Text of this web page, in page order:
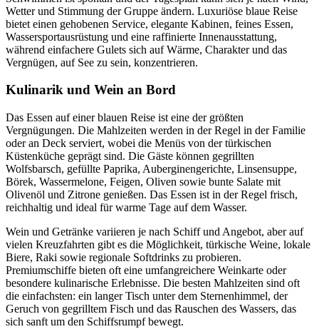
Wetter und Stimmung der Gruppe ändern. Luxuriöse blaue Reise
bietet einen gehobenen Service, elegante Kabinen, feines Essen,
Wassersportausrüstung und eine raffinierte Innenausstattung,
während einfachere Gulets sich auf Wärme, Charakter und das
Vergnügen, auf See zu sein, konzentrieren.
Kulinarik und Wein an Bord
Das Essen auf einer blauen Reise ist eine der größten
Vergnügungen. Die Mahlzeiten werden in der Regel in der Familie
oder an Deck serviert, wobei die Menüs von der türkischen
Küstenküche geprägt sind. Die Gäste können gegrillten
Wolfsbarsch, gefüllte Paprika, Auberginengerichte, Linsensuppe,
Börek, Wassermelone, Feigen, Oliven sowie bunte Salate mit
Olivenöl und Zitrone genießen. Das Essen ist in der Regel frisch,
reichhaltig und ideal für warme Tage auf dem Wasser.
Wein und Getränke variieren je nach Schiff und Angebot, aber auf
vielen Kreuzfahrten gibt es die Möglichkeit, türkische Weine, lokale
Biere, Raki sowie regionale Softdrinks zu probieren.
Premiumschiffe bieten oft eine umfangreichere Weinkarte oder
besondere kulinarische Erlebnisse. Die besten Mahlzeiten sind oft
die einfachsten: ein langer Tisch unter dem Sternenhimmel, der
Geruch von gegrilltem Fisch und das Rauschen des Wassers, das
sich sanft um den Schiffsrumpf bewegt.